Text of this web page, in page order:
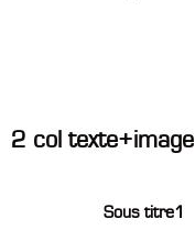
2 col texte+image
Sous titre1